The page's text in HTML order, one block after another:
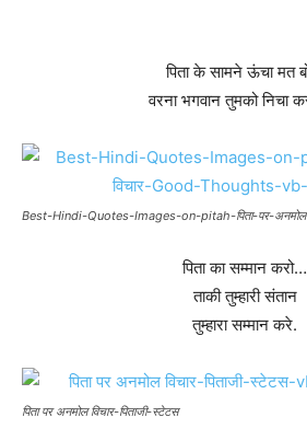
पिता के सामने ऊंचा मत
वरना भगवान तुमको निचा
Best-Hindi-Quotes-Images-on-pitah-पिता-पर-
पिता का सम्मान करो…
ताकी तुम्हारी संतान
तुम्हारा सम्मान करे.
पिता पर अनमोल विचार-पिताजी-स्टेटस